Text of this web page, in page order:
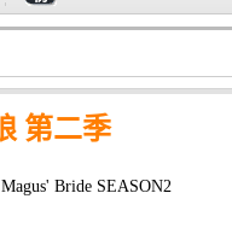
第二季
Bride SEASON2